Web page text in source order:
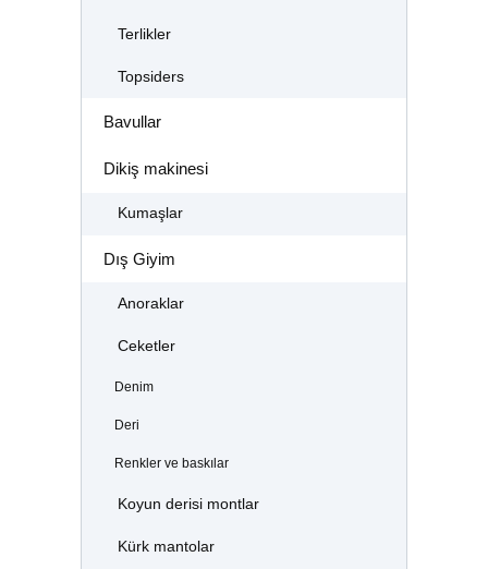
Terlikler
Topsiders
Bavullar
Dikiş makinesi
Kumaşlar
Dış Giyim
Anoraklar
Ceketler
Denim
Deri
Renkler ve baskılar
Koyun derisi montlar
Kürk mantolar